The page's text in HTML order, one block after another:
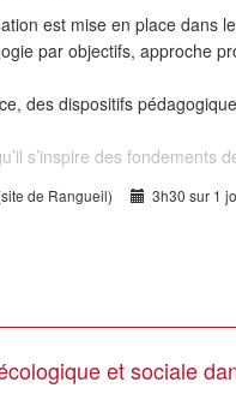
est mise en place dans
par objectifs, approche
des dispositifs
s’inspire des fondements
de Rangueil)
3h30 sur 1
et sociale